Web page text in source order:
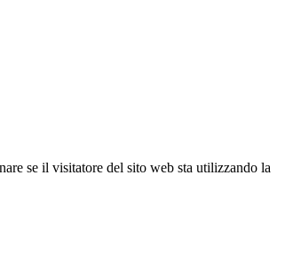
se il visitatore del sito web sta utilizzando la